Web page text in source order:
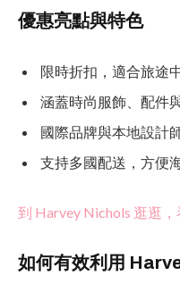
優惠亮點與特色
限時折扣，適合旅途
涵蓋時尚服飾、配件
國際品牌與本地設計
支持多國配送，方便
到 Harvey Nichols 逛逛
如何有效利用